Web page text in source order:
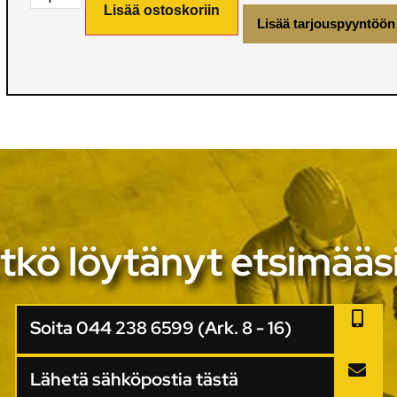
Lisää ostoskoriin
Lisää tarjouspyyntöön
löytänyt
Soita 044 238 6599 (Ark. 8 - 16)
Lähetä sähköpostia tästä